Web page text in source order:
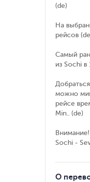
(de)
На
рейсов
Самый
из Sochi
можно
рейсе
Min.. (de)
Sochi -
О